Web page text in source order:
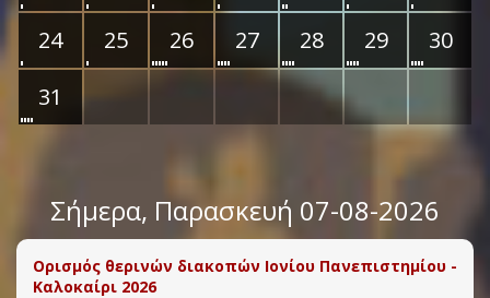
24
25 26 27 28 29
30
31
Σήμερα, Παρασκευή 07-08-2026
Ορισμός θερινών διακοπών Ιονίου Πανεπιστημίου -
Καλοκαίρι 2026